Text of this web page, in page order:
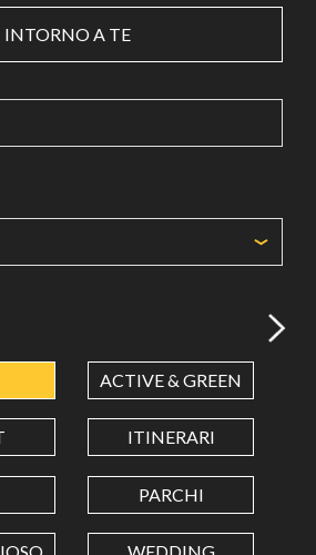
INTORNO A TE
ACTIVE & GREEN
ITINERARI
PARCHI